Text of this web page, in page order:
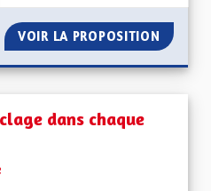
VOIR LA PROPOSITION
dans chaque